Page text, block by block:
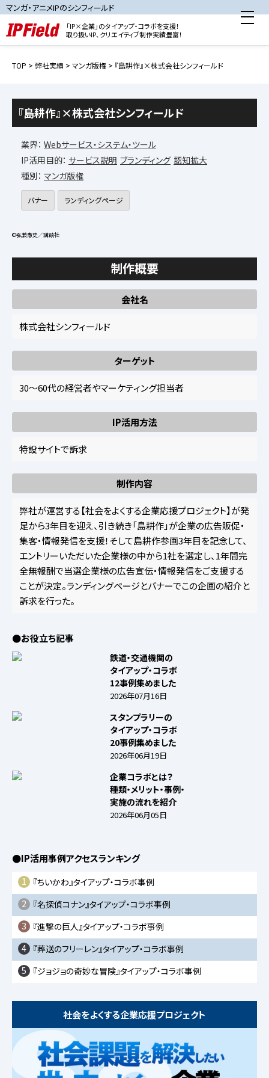
マンガ・アニメIPのシンフィールド
「IP×企業」のタイアップ・コラボを支援！
取り扱いIP、クリエイティブ制作実績豊富！
TOP > 弊社実績 > マンガ版権 > 『島耕作』×株式会社シンフィールド
『島耕作』×株式会社シンフィールド
業界： Webサービス・システム・ツール
IP活用目的： サービス説明 ブランディング 認知拡大
種別： マンガ版権
バナー ランディングページ
©弘兼憲史／講談社
制作概要
会社名
株式会社シンフィールド
ターゲット
30～60代の経営者やマーケティング担当者
IP活用方法
特設サイトで訴求
制作内容
弊社が運営する【社会をよくする企業応援プロジェクト】が発
足から3年目を迎え、引き続き「島耕作」が企業の広告販促・
集客・情報発信を支援！そして島耕作参画3年目を記念して、
エントリーいただいた企業様の中から1社を選定し、1年間完
全無報酬で当選企業様の広告宣伝・情報発信をご支援する
ことが決定。ランディングページとバナーでこの企画の紹介と
訴求を行った。
●お役立ち記事
鉄道・交通機関の
タイアップ・コラボ
12事例集めました
2026年07月16日
スタンプラリーの
タイアップ・コラボ
20事例集めました
2026年06月19日
企業コラボとは？
種類・メリット・事例・
実施の流れを紹介
2026年06月05日
●IP活用事例アクセスランキング
1
『ちいかわ』タイアップ・コラボ事例
2
『名探偵コナン』タイアップ・コラボ事例
3
『進撃の巨人』タイアップ・コラボ事例
4 『葬送のフリーレン』タイアップ・コラボ事例
5
『ジョジョの奇妙な冒険』タイアップ・コラボ事例
社会をよくする企業応援プロジェクト